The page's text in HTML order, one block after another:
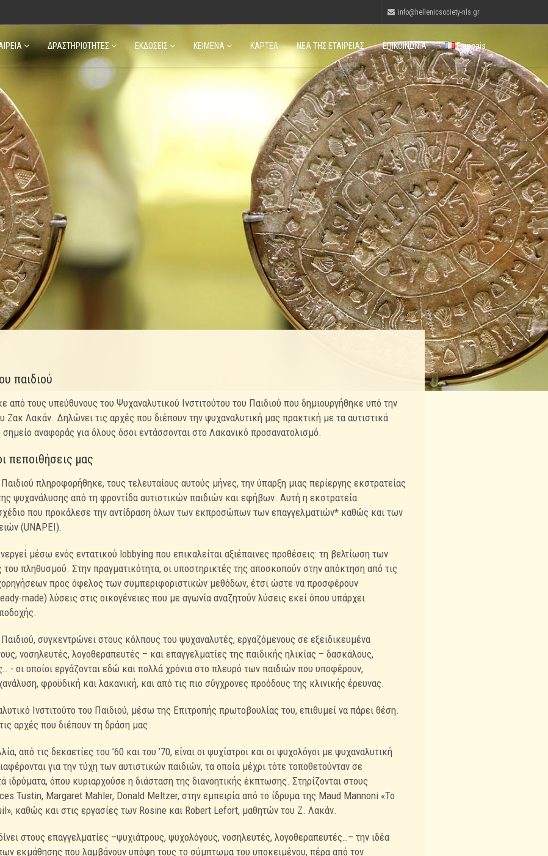
info@hellenicsociety-nls.gr
ΔΡΑΣΤΗΡΙΟΤΗΤΕΣ ΕΚΔΟΣΕΙΣ ΚΕΙΜΕΝΑ ΚΑΡΤΕΛ ΝΕΑ ΤΗΣ ΕΤΑΙΡΕΙΑΣ ΕΠΙΚΟΙΝΩΝΙΑ Français
παιδιού
από τους υπεύθυνους του Ψυχαναλυτικού Ινστιτούτου του Παιδιού που δημιουργήθηκε υπό την
Ζακ Λακάν. Δηλώνει τις αρχές που διέπουν την ψυχαναλυτική μας πρακτική με τα αυτιστικά
αναφοράς για όλους όσοι εντάσσονται στο Λακανικό προσανατολισμό.
πεποιθήσεις μας
πληροφορήθηκε, τους τελευταίους αυτούς μήνες, την ύπαρξη μιας περίεργης εκστρατείας
ψυχανάλυσης από τη φροντίδα αυτιστικών παιδιών και εφήβων. Αυτή η εκστρατεία
που προκάλεσε την αντίδραση όλων των εκπροσώπων των επαγγελματιών* καθώς και των
(UNAPEI).
μέσω ενός εντατικού lobbying που επικαλείται αξιέπαινες προθέσεις: τη βελτίωση των
πληθυσμού. Στην πραγματικότητα, οι υποστηρικτές της αποσκοπούν στην απόκτηση από τις
προς όφελος των συμπεριφοριστικών μεθόδων, έτσι ώστε να προσφέρουν
made) λύσεις στις οικογένειες που με αγωνία αναζητούν λύσεις εκεί όπου υπάρχει
συγκεντρώνει στους κόλπους του ψυχαναλυτές, εργαζόμενους σε εξειδικευμένα
νοσηλευτές, λογοθεραπευτές – και επαγγελματίες της παιδικής ηλικίας – δασκάλους,
- οι οποίοι εργάζονται εδώ και πολλά χρόνια στο πλευρό των παιδιών που υποφέρουν,
φροϋδική και λακανική, και από τις πιο σύγχρονες προόδους της κλινικής έρευνας.
Ινστιτούτο του Παιδιού, μέσω της Επιτροπής πρωτοβουλίας του, επιθυμεί να πάρει θέση.
αρχές που διέπουν τη δράση μας.
από τις δεκαετίες του ’60 και του ’70, είναι οι ψυχίατροι και οι ψυχολόγοι με ψυχαναλυτική
για την τύχη των αυτιστικών παιδιών, τα οποία μέχρι τότε τοποθετούνταν σε
ιδρύματα, όπου κυριαρχούσε η διάσταση της διανοητικής έκπτωσης. Στηρίζονται στους
Tustin, Margaret Mahler, Donald Meltzer, στην εμπειρία από το ίδρυμα της Maud Mannoni «Το
καθώς και στις εργασίες των Rosine και Robert Lefort, μαθητών του Ζ. Λακάν.
στους επαγγελματίες –ψυχιάτρους, ψυχολόγους, νοσηλευτές, λογοθεραπευτές…– την ιδέα
εκμάθησης που λαμβάνουν υπόψη τους το σύμπτωμα του υποκειμένου, πέρα από τον